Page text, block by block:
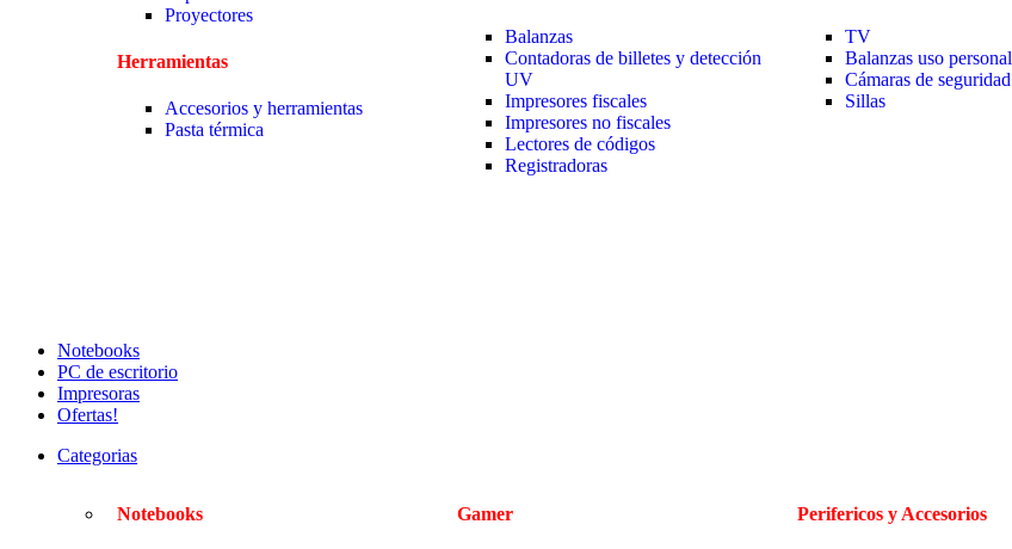
Proyectores
Herramientas
Accesorios y herramientas
Pasta térmica
Balanzas
Contadoras de billetes y detección
UV
Impresores fiscales
Impresores no fiscales
Lectores de códigos
Registradoras
TV
Balanzas uso personal
Cámaras de seguridad
Sillas
Notebooks
PC de escritorio
Impresoras
Ofertas!
Categorias
Notebooks Gamer Perifericos y Accesorios